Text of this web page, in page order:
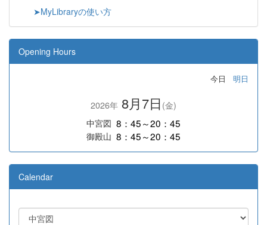
➤MyLibraryの使い方
Opening Hours
今日 明日
2026年 8月7日 (金)
中宮図 8：45～20：45
御殿山 8：45～20：45
Calendar